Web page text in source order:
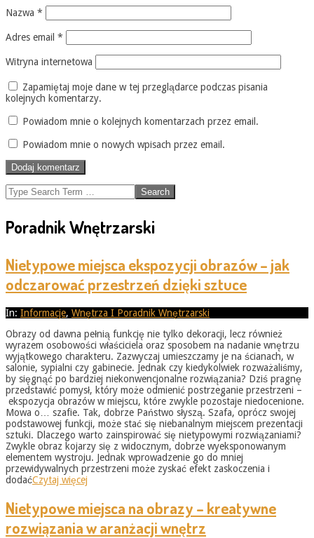
Nazwa *
Adres email *
Witryna internetowa
Zapamiętaj moje dane w tej przeglądarce podczas pisania
kolejnych komentarzy.
Powiadom mnie o kolejnych komentarzach przez email.
Powiadom mnie o nowych wpisach przez email.
Search
Poradnik Wnętrzarski
Nietypowe miejsca ekspozycji obrazów – jak
odczarować przestrzeń dzięki sztuce
2026-
31
In: Informacje, Wnętrza I Poradnik Wnętrzarski
Obrazy od dawna pełnią funkcję nie tylko dekoracji, lecz również
wyrazem osobowości właściciela oraz sposobem na nadanie wnętrzu
wyjątkowego charakteru. Zazwyczaj umieszczamy je na ścianach, w
salonie, sypialni czy gabinecie. Jednak czy kiedykolwiek rozważaliśmy,
by sięgnąć po bardziej niekonwencjonalne rozwiązania? Dziś pragnę
przedstawić pomysł, który może odmienić postrzeganie przestrzeni –
ekspozycja obrazów w miejscu, które zwykle pozostaje niedocenione.
Mowa o… szafie. Tak, dobrze Państwo słyszą. Szafa, oprócz swojej
podstawowej funkcji, może stać się niebanalnym miejscem prezentacji
sztuki. Dlaczego warto zainspirować się nietypowymi rozwiązaniami?
Zwykle obraz kojarzy się z widocznym, dobrze wyeksponowanym
elementem wystroju. Jednak wprowadzenie go do mniej
przewidywalnych przestrzeni może zyskać efekt zaskoczenia i
dodaćCzytaj więcej
Nietypowe miejsca na obrazy – kreatywne
rozwiązania w aranżacji wnętrz